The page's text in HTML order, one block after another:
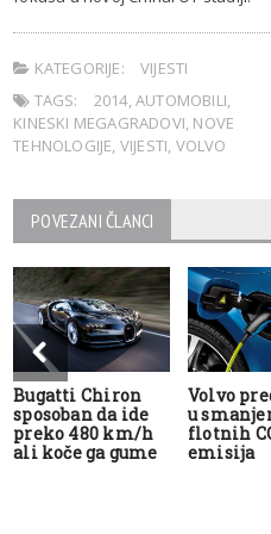
KATEGORIJE:
VIJESTI
TAGS:
2014,AUTOMOBILI,
KINESKI MEGAGRADOVI, NOVE
TEHNOLOGIJE, VIJESTI, VOLVO
POVEZANI ČLANCI
Bugatti Chiron
sposoban da ide
preko 480 km/h
ali koče ga gume
Volvo
u
flotnih
emisija